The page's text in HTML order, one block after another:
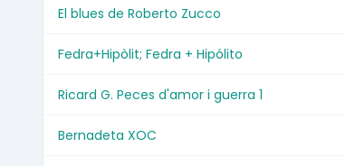
El blues de Roberto Zucco
Fedra+Hipòlit; Fedra + Hipólito
Ricard G. Peces d'amor i guerra 1
Bernadeta XOC